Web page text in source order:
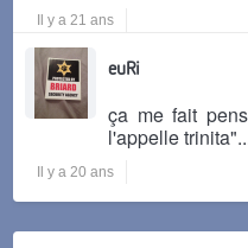
Il y a 21 ans
euRi
ça me fait
l'appelle
Il y a 20 ans